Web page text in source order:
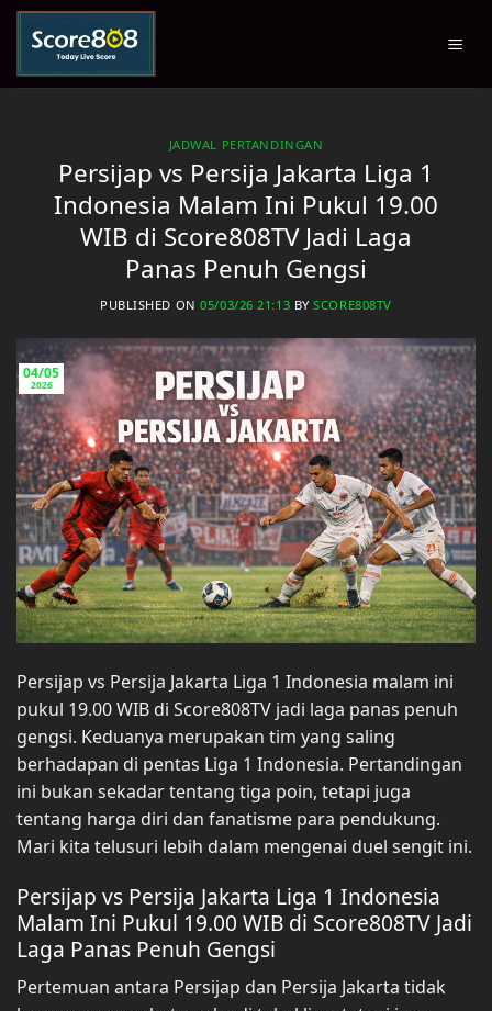
Skip
content
JADWAL PERTANDINGAN
Persijap vs Persija Jakarta Liga 1
Indonesia Malam Ini Pukul 19.00
WIB di Score808TV Jadi Laga
Panas Penuh Gengsi
PUBLISHED ON05/03/26 21:13 BYSCORE808TV
04/05
2026
Persijap vs Persija Jakarta Liga 1 Indonesia malam ini
pukul 19.00 WIB di Score808TV jadi laga panas penuh
gengsi. Keduanya merupakan tim yang saling
berhadapan di pentas Liga 1 Indonesia. Pertandingan
ini bukan sekadar tentang tiga poin, tetapi juga
tentang harga diri dan fanatisme para pendukung.
Mari kita telusuri lebih dalam mengenai duel sengit ini.
Persijap vs Persija Jakarta Liga 1 Indonesia
Malam Ini Pukul 19.00 WIB di Score808TV Jadi
Laga Panas Penuh Gengsi
Pertemuan antara Persijap dan Persija Jakarta tidak